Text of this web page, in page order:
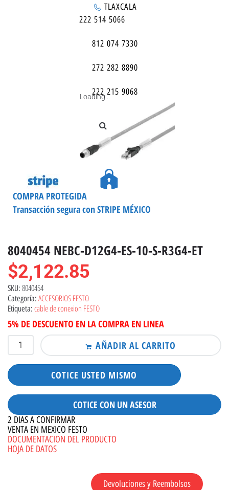
TLAXCALA
222 514 5066
812 074 7330
272 282 8890
222 215 9068
Loading...
Transacción segura con STRIPE MÉXICO
COMPRA PROTEGIDA
8040454 NEBC-D12G4-ES-10-S-R3G4-ET
$2,122.85
SKU: 8040454
Categoría: ACCESORIOS FESTO
Etiqueta: cable de conexion FESTO
5% DE DESCUENTO EN LA COMPRA EN LINEA
AÑADIR AL CARRITO
COTICE USTED MISMO
COTICE CON UN ASESOR
2 DIAS A CONFIRMAR
VENTA EN MEXICO FESTO
DOCUMENTACION DEL PRODUCTO
HOJA DE DATOS
Devoluciones y Reembolsos